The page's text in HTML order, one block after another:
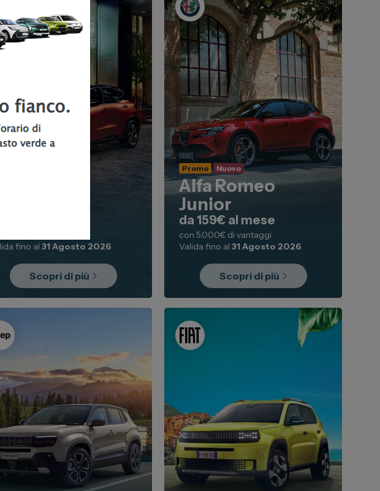
LBX
29.950€
fino al 31 Agosto 2026
Scopri di più
Promo Nuovo
Alfa Romeo
Junior
da 159€ al mese
con 5.000€ di vantaggi
Valida fino al 31 Agosto 2026
Scopri di più